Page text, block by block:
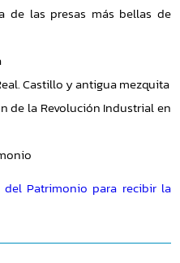
de las presas más bellas de
Castillo y antigua mezquita
de la Revolución Industrial en
del Patrimonio para recibir la